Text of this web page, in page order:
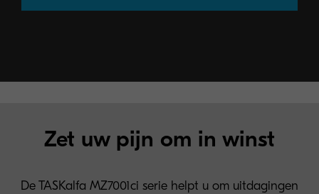
Zet uw pijn om in winst
De TASKalfa MZ7001ci serie helpt u om uitdagingen